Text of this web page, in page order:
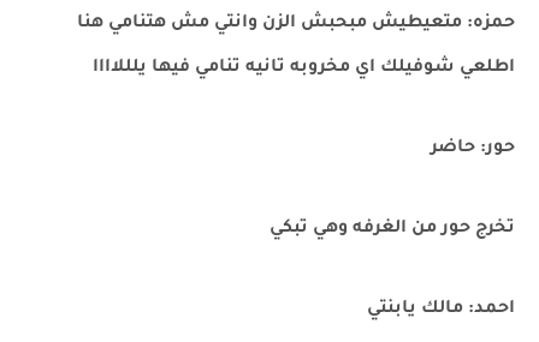
حمزه: متعيطيش مبحبش الزن وانتي مش هتنامي هنا
اطلعي شوفيلك اي مخروبه تانيه تنامي فيها يلللاااا
حور: حاضر
تخرج حور من الغرفه وهي تبكي
احمد: مالك يابنتي